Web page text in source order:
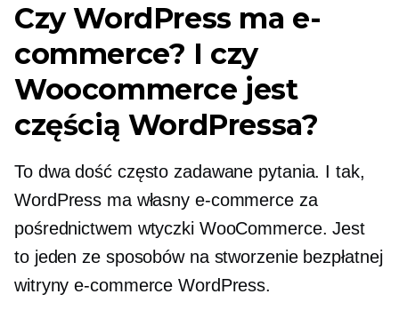
Czy WordPress ma e-
commerce? I czy
Woocommerce jest
częścią WordPressa?
To dwa dość często zadawane pytania. I tak,
WordPress ma własny e-commerce za
pośrednictwem wtyczki WooCommerce. Jest
to jeden ze sposobów na stworzenie bezpłatnej
witryny e-commerce WordPress.